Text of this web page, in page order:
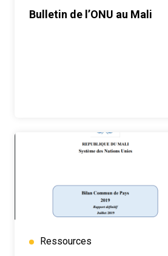
Bulletin de l’ONU au Mali
Ressources